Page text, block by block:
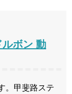
ルボン 動
。甲斐路ステ